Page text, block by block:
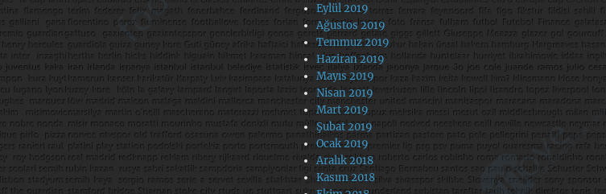
Eylül 2019
Ağustos 2019
Temmuz 2019
Haziran 2019
Mayıs 2019
Nisan 2019
Mart 2019
Şubat 2019
Ocak 2019
Aralık 2018
Kasım 2018